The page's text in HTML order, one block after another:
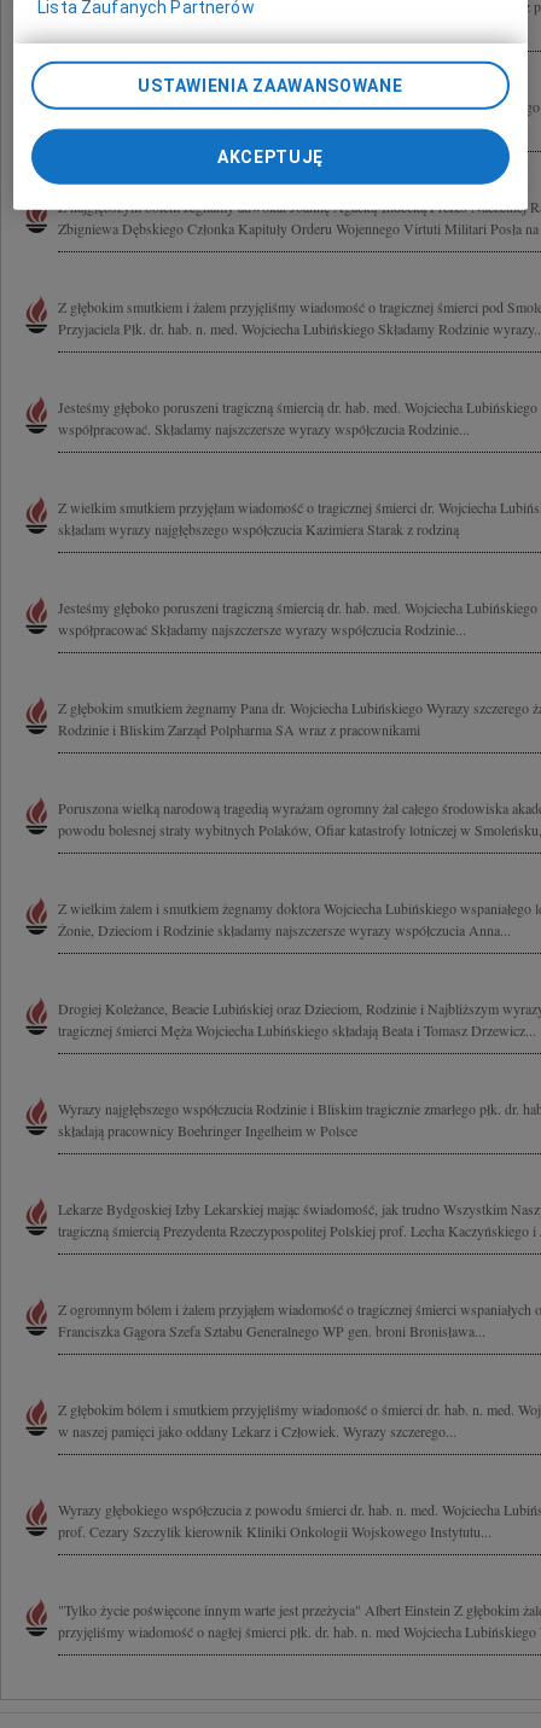
Poruszeni do głębi składamy najszczersze wyrazy współczucia Beacie Lubińskiej
Głęboko wstrząśnięci tragiczną śmiercią płk. dr. hab. n. med. Wojciecha
współczucia Rodzinie i Przyjaciołom Dyrekcja oraz pracownicy Grupy Sodexo
Z najgłębszym bólem żegnamy adwokat Joannę Agacką-Indecką Prezes Naczelnej
Zbigniewa Dębskiego Członka Kapituły Orderu Wojennego Virtuti Militari Posła
Z głębokim smutkiem i żalem przyjęliśmy wiadomość o tragicznej śmierci pod
Przyjaciela Płk. dr. hab. n. med. Wojciecha Lubińskiego Składamy Rodzinie
Jesteśmy głęboko poruszeni tragiczną śmiercią dr. hab. med. Wojciecha
współpracować. Składamy najszczersze wyrazy współczucia Rodzinie...
Z wielkim smutkiem przyjęłam wiadomość o tragicznej śmierci dr. Wojciecha
składam wyrazy najgłębszego współczucia Kazimiera Starak z rodziną
Jesteśmy głęboko poruszeni tragiczną śmiercią dr. hab. med. Wojciecha
współpracować Składamy najszczersze wyrazy współczucia Rodzinie...
Z głębokim smutkiem żegnamy Pana dr. Wojciecha Lubińskiego Wyrazy szczerego
Rodzinie i Bliskim Zarząd Polpharma SA wraz z pracownikami
Poruszona wielką narodową tragedią wyrażam ogromny żal całego środowiska
powodu bolesnej straty wybitnych Polaków, Ofiar katastrofy lotniczej w
Z wielkim żalem i smutkiem żegnamy doktora Wojciecha Lubińskiego wspaniałego
Żonie, Dzieciom i Rodzinie składamy najszczersze wyrazy współczucia Anna...
Drogiej Koleżance, Beacie Lubińskiej oraz Dzieciom, Rodzinie i Najbliższym
tragicznej śmierci Męża Wojciecha Lubińskiego składają Beata i Tomasz Drzewicz...
Wyrazy najgłębszego współczucia Rodzinie i Bliskim tragicznie zmarłego płk. dr.
składają pracownicy Boehringer Ingelheim w Polsce
Lekarze Bydgoskiej Izby Lekarskiej mając świadomość, jak trudno Wszystkim
tragiczną śmiercią Prezydenta Rzeczypospolitej Polskiej prof. Lecha Kaczyńskiego i
Z ogromnym bólem i żalem przyjąłem wiadomość o tragicznej śmierci
Franciszka Gągora Szefa Sztabu Generalnego WP gen. broni Bronisława...
Z głębokim bólem i smutkiem przyjęliśmy wiadomość o śmierci dr. hab. n. med.
w naszej pamięci jako oddany Lekarz i Człowiek. Wyrazy szczerego...
Wyrazy głębokiego współczucia z powodu śmierci dr. hab. n. med. Wojciecha
prof. Cezary Szczylik kierownik Kliniki Onkologii Wojskowego Instytutu...
"Tylko życie poświęcone innym warte jest przeżycia" Albert Einstein Z głębokim
przyjęliśmy wiadomość o nagłej śmierci płk. dr. hab. n. med Wojciecha Lubińskiego
Lista Zaufanych Partnerów
USTAWIENIA ZAAWANSOWANE
AKCEPTUJĘ